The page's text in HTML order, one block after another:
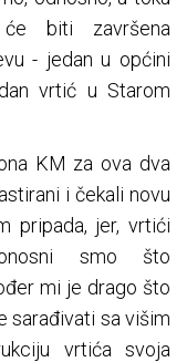
biti završena
- jedan u općini
vrtić u Starom
KM za ova dva
i čekali novu
pripada, jer, vrtići
smo što
mi je drago što
sarađivati sa višim
vrtića svoja